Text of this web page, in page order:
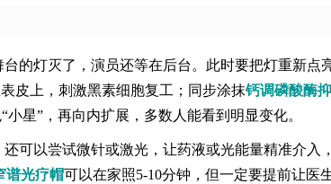
的灯灭了，演员还等在后台。此时要把灯重新点
皮上，刺激黑素细胞复工；同步涂抹钙调磷酸酶
星”，再向内扩展，多数人能看到明显变化。
可以尝试微针或激光，让药液或光能量精准介入
谱光疗帽可以在家照5-10分钟，但一定要提前让医